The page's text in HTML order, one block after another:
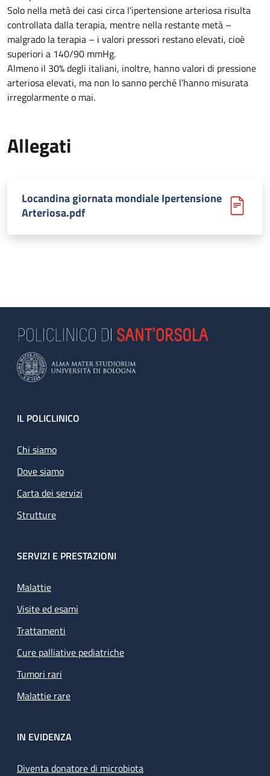
Solo nella metà dei casi circa l’ipertensione arteriosa risulta
controllata dalla terapia, mentre nella restante metà –
malgrado la terapia – i valori pressori restano elevati, cioè
superiori a 140/90 mmHg.
Almeno il 30% degli italiani, inoltre, hanno valori di pressione
arteriosa elevati, ma non lo sanno perché l’hanno misurata
irregolarmente o mai.
Allegati
Locandina giornata mondiale Ipertensione
Arteriosa.pdf
Footer
IL POLICLINICO
Chi siamo
Dove siamo
Carta dei servizi
Strutture
SERVIZI E PRESTAZIONI
Malattie
Visite ed esami
Trattamenti
Cure palliative pediatriche
Tumori rari
Malattie rare
IN EVIDENZA
Diventa donatore di microbiota